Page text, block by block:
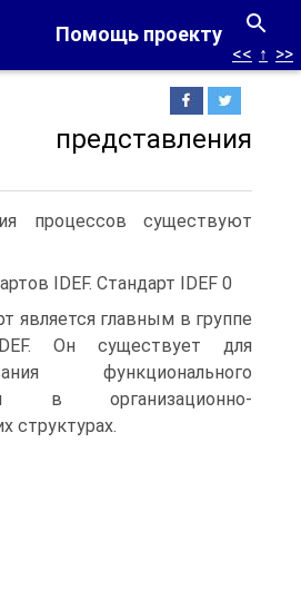
Помощь проекту
<< ↑ >>
процессов существуют
IDEF. Стандарт IDEF 0
является главным в группе
Он существует для
функционального
в организационно-
структурах.